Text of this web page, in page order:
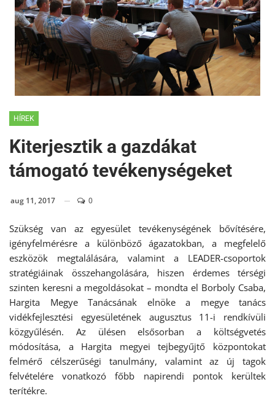
HÍREK
Kiterjesztik a gazdákat
támogató tevékenységeket
aug 11, 2017 0
Szükség van az egyesület tevékenységének bővítésére,
igényfelmérésre a különböző ágazatokban, a megfelelő
eszközök megtalálására, valamint a LEADER-csoportok
stratégiáinak összehangolására, hiszen érdemes térségi
szinten keresni a megoldásokat – mondta el Borboly Csaba,
Hargita Megye Tanácsának elnöke a megye tanács
vidékfejlesztési egyesületének augusztus 11-i rendkívüli
közgyűlésén. Az ülésen elsősorban a költségvetés
módosítása, a Hargita megyei tejbegyűjtő központokat
felmérő célszerűségi tanulmány, valamint az új tagok
felvételére vonatkozó főbb napirendi pontok kerültek
terítékre.